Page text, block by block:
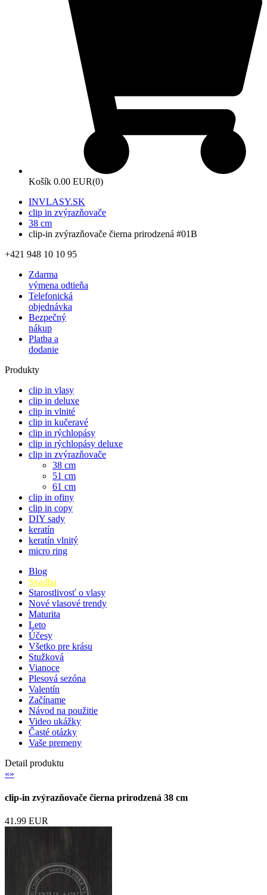
Košík 0.00 EUR(0)
INVLASY.SK
clip in zvýrazňovače
38 cm
clip-in zvýrazňovače čierna prirodzená #01B
+421 948 10 10 95
Zdarma
výmena odtieňa
Telefonická
objednávka
Bezpečný
nákup
Platba a
dodanie
Produkty
clip in vlasy
clip in deluxe
clip in vlnité
clip in kučeravé
clip in rýchlopásy
clip in rýchlopásy deluxe
clip in zvýrazňovače
38 cm
51 cm
61 cm
clip in ofiny
clip in copy
DIY sady
keratín
keratín vlnitý
micro ring
Blog
Svadba
Starostlivosť o vlasy
Nové vlasové trendy
Maturita
Leto
Účesy
Všetko pre krásu
Stužková
Vianoce
Plesová sezóna
Valentín
Začíname
Návod na použitie
Video ukážky
Časté otázky
Vaše premeny
Detail produktu
«»
clip-in zvýrazňovače čierna prirodzená 38 cm
41.99 EUR